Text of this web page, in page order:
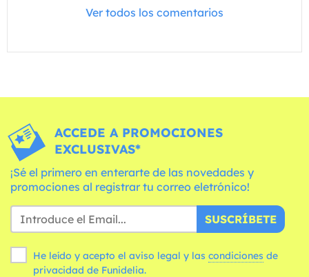
Ver todos los comentarios
ACCEDE A PROMOCIONES
EXCLUSIVAS*
¡Sé el primero en enterarte de las novedades y
promociones al registrar tu correo eletrónico!
SUSCRÍBETE
He leído y acepto el aviso legal y las condiciones
privacidad de Funidelia.